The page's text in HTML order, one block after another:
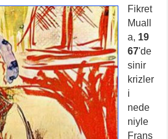
Fikret
Muall
a, 19
67'de
sinir
krizler
i
nede
niyle
Frans